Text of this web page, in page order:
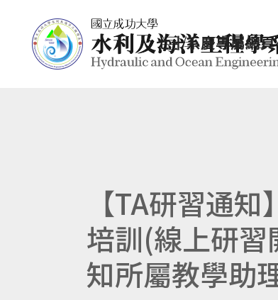
七十系慶專屬網頁
【TA研習通
培訓(線上研
知所屬教學助